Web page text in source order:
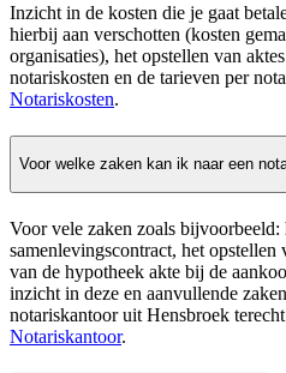
Inzicht in de kosten die je gaat
hierbij aan verschotten (kosten
organisaties), het opstellen van
notariskosten en de tarieven per
Notariskosten.
Voor welke zaken kan ik naar een
Voor vele zaken zoals bijvoorbeeld:
samenlevingscontract, het opstellen
van de hypotheek akte bij de
inzicht in deze en aanvullende
notariskantoor uit Hensbroek
Notariskantoor.